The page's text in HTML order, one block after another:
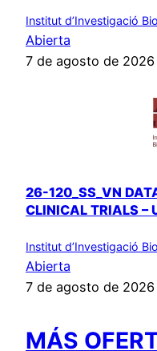
Institut d’Investigació
Abierta
7 de agosto de 2026
26-120_SS_VN
CLINICAL TRIALS –
Institut d’Investigació
Abierta
7 de agosto de 2026
MÁS